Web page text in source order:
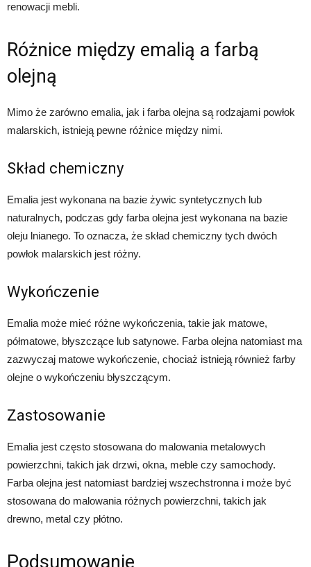
renowacji mebli.
Różnice między emalią a farbą
olejną
Mimo że zarówno emalia, jak i farba olejna są rodzajami powłok
malarskich, istnieją pewne różnice między nimi.
Skład chemiczny
Emalia jest wykonana na bazie żywic syntetycznych lub
naturalnych, podczas gdy farba olejna jest wykonana na bazie
oleju lnianego. To oznacza, że skład chemiczny tych dwóch
powłok malarskich jest różny.
Wykończenie
Emalia może mieć różne wykończenia, takie jak matowe,
półmatowe, błyszczące lub satynowe. Farba olejna natomiast ma
zazwyczaj matowe wykończenie, chociaż istnieją również farby
olejne o wykończeniu błyszczącym.
Zastosowanie
Emalia jest często stosowana do malowania metalowych
powierzchni, takich jak drzwi, okna, meble czy samochody.
Farba olejna jest natomiast bardziej wszechstronna i może być
stosowana do malowania różnych powierzchni, takich jak
drewno, metal czy płótno.
Podsumowanie